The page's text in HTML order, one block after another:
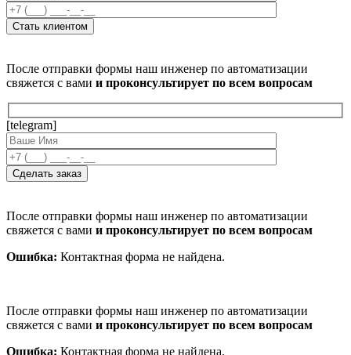
После отправки формы наш инженер по автоматизации
свяжется с вами и проконсультирует по всем вопросам
[telegram]
После отправки формы наш инженер по автоматизации
свяжется с вами и проконсультирует по всем вопросам
Ошибка: Контактная форма не найдена.
После отправки формы наш инженер по автоматизации
свяжется с вами и проконсультирует по всем вопросам
Ошибка: Контактная форма не найдена.